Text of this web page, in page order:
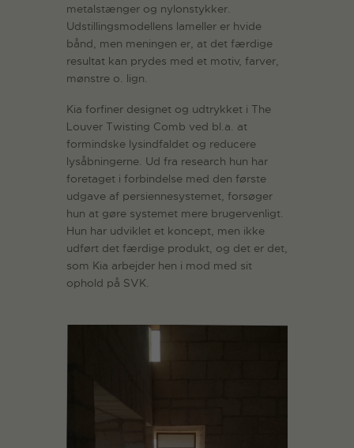
metalstænger og nylonstykker.
Udstillingsmodellens lameller er hvide
bånd, men meningen er, at det færdige
resultat kan prydes med et motiv, farver,
mønstre o. lign.
Kia forfiner designet og udtrykket i The
Louver Twisting Comb ved bl.a. at
formindske lysindfaldet og reducere
lysåbningerne. Ud fra research hun har
foretaget i forbindelse med den første
udgave af persiennesystemet, forsøger
hun at gøre systemet mere brugervenligt.
Hun har udviklet et koncept, men ikke
udført det færdige produkt, og det er det,
som Kia arbejder hen i mod med sit
ophold på SVK.